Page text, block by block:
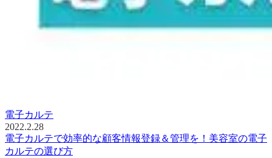
電子カルテ
2022.2.28
電子カルテで効率的な顧客情報登録＆管理を！美容室の電子
カルテの選び方